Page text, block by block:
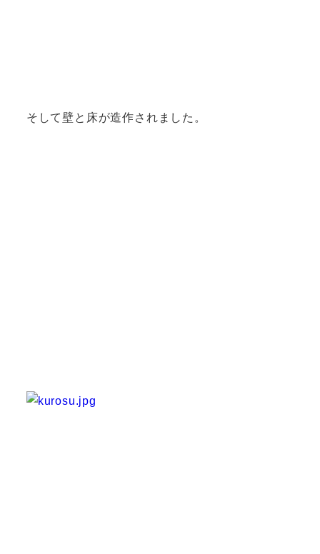
そして壁と床が造作されました。